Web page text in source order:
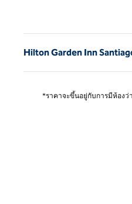
Hilton Garden Inn
*ราคาจะขึ้นอยู่กับการมีห้องว่